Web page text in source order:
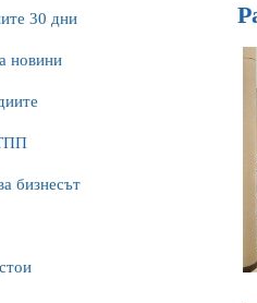
30 дни
новини
бизнесът